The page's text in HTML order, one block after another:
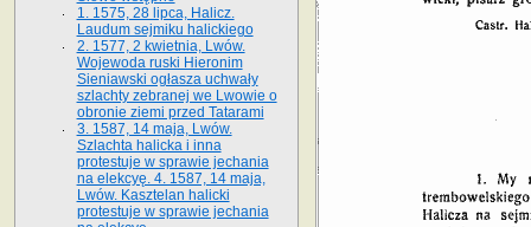
1. 1575, 28 lipca, Halicz.
Laudum sejmiku halickiego
2. 1577, 2 kwietnia, Lwów.
Wojewoda ruski Hieronim
Sieniawski ogłasza uchwały
szlachty zebranej we Lwowie o
obronie ziemi przed Tatarami
3. 1587, 14 maja, Lwów.
Szlachta halicka i inna
protestuje w sprawie jechania
na elekcyę. 4. 1587, 14 maja,
Lwów. Kasztelan halicki
protestuje w sprawie jechania